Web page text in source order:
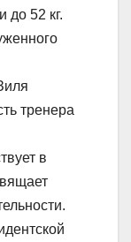
до 52 кг.
тренера
в